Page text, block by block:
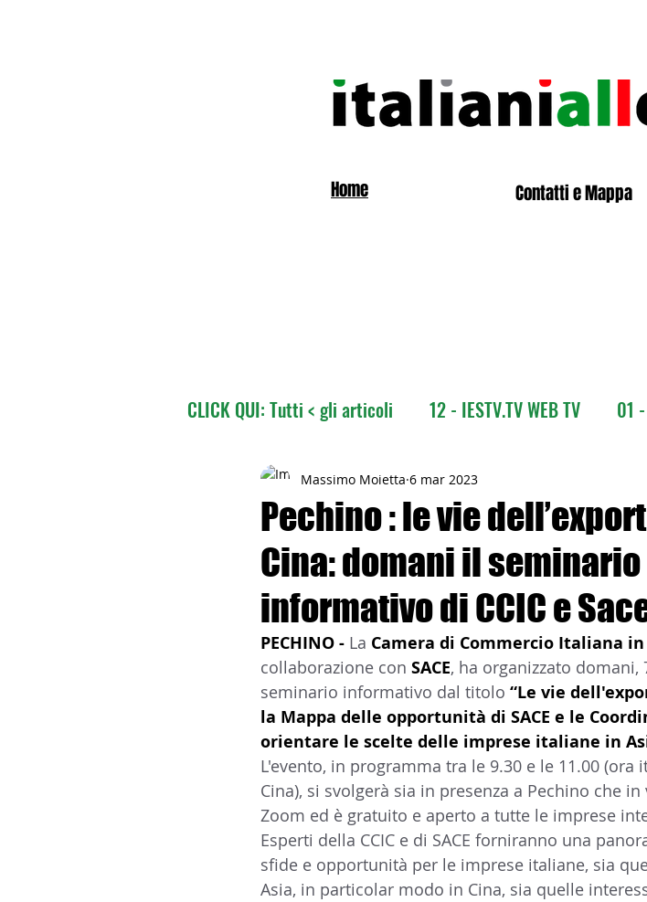
Home Contatti e Mappa
CLICK QUI: Tutti < gli articoli 12 - IESTV.TV WEB TV 01
02 - TURISMO DELLE RADICI 03 - ITALIANI ALL'ESTERO
04 - ITALIANI ALL'ESTERO Europa 05 - ITALIANI
06 - ITALIANI ALL'ESTERO Asia 07 - ITALIANI
08 - ITALIANI IN OCEANIA 09 - ITALIANI ALL'ESTERO
11 - ITALIANI ALL'ESTERO Sud Amer 13 - ISTITUZIONI
14 - IIC IST. ITALIANO CULTURA 15 - AMBASCIATE
Pechino : le vie
Cina: domani il seminario
informativo di CCIC e
Massimo Moietta 6 mar 2023
PECHINO - La Camera di Commercio Italiana in
collaborazione con SACE, ha organizzato domani,
seminario informativo dal titolo “Le vie
la Mappa delle opportunità di SACE e le
orientare le scelte delle imprese italiane in
L'evento, in programma tra le 9.30 e le 11.00 (ora
Cina), si svolgerà sia in presenza a Pechino che
Zoom ed è gratuito e aperto a tutte le imprese
Esperti della CCIC e di SACE forniranno una
sfide e opportunità per le imprese italiane, sia
Asia, in particolar modo in Cina, sia quelle